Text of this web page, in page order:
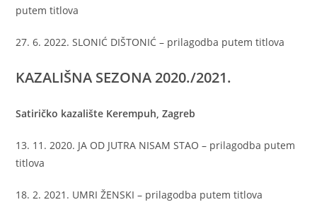
putem titlova
27. 6. 2022. SLONIĆ DIŠTONIĆ – prilagodba putem titlova
KAZALIŠNA SEZONA 2020./2021.
Satiričko kazalište Kerempuh, Zagreb
13. 11. 2020. JA OD JUTRA NISAM STAO – prilagodba putem
titlova
18. 2. 2021. UMRI ŽENSKI – prilagodba putem titlova